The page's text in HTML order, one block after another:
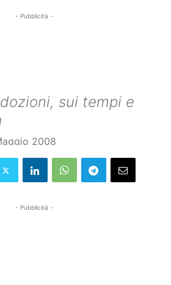
- Pubblicità -
sui tempi e
2008
- Pubblicità -